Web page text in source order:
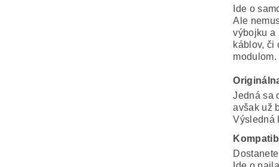
Ide o
Ale
výbojku a
káblov, či
modulom.
Jedná sa
avšak už
Výsledná